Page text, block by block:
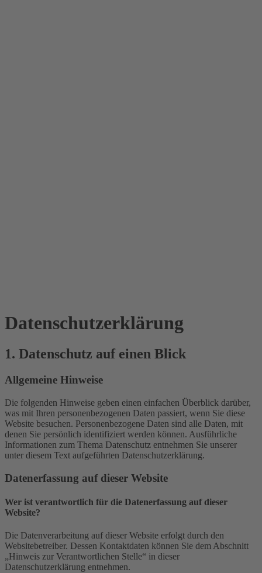
Datenschutz­erklärung
1. Datenschutz auf einen Blick
Allgemeine Hinweise
Die folgenden Hinweise geben einen einfachen Überblick darüber,
was mit Ihren personenbezogenen Daten passiert, wenn Sie diese
Website besuchen. Personenbezogene Daten sind alle Daten, mit
denen Sie persönlich identifiziert werden können. Ausführliche
Informationen zum Thema Datenschutz entnehmen Sie unserer
unter diesem Text aufgeführten Datenschutzerklärung.
Datenerfassung auf dieser Website
Wer ist verantwortlich für die Datenerfassung auf dieser
Website?
Die Datenverarbeitung auf dieser Website erfolgt durch den
Websitebetreiber. Dessen Kontaktdaten können Sie dem Abschnitt
„Hinweis zur Verantwortlichen Stelle“ in dieser
Datenschutzerklärung entnehmen.